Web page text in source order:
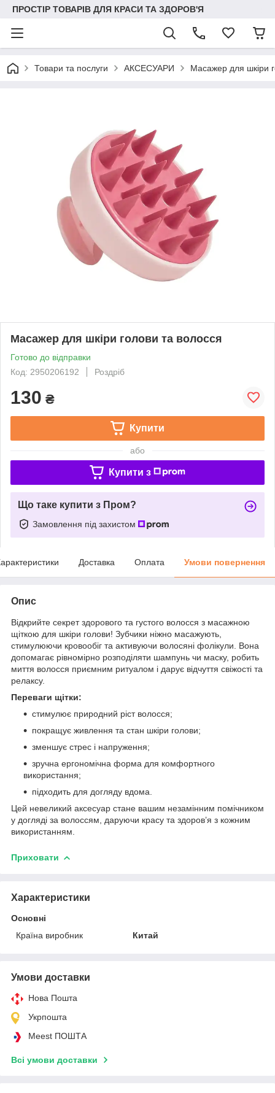
ПРОСТІР ТОВАРІВ ДЛЯ КРАСИ ТА ЗДОРОВ'Я
Товари та послуги АКСЕСУАРИ Масажер для шкіри
Масажер для шкіри голови та волосся
Готово до відправки
Код: 2950206192
Роздріб
130 ₴
Купити
або
Купити з
Що таке купити з Пром?
Замовлення під захистом
Доставка Оплата Умови повернення
Опис
Відкрийте секрет здорового та густого волосся з масажною
щіткою для шкіри голови! Зубчики ніжно масажують,
стимулюючи кровообіг та активуючи волосяні фолікули. Вона
допомагає рівномірно розподіляти шампунь чи маску, робить
миття волосся приємним ритуалом і дарує відчуття свіжості та
релаксу.
Переваги щітки:
стимулює природний ріст волосся;
покращує живлення та стан шкіри голови;
зменшує стрес і напруження;
зручна ергономічна форма для комфортного
використання;
підходить для догляду вдома.
Цей невеликий аксесуар стане вашим незамінним помічником
у догляді за волоссям, даруючи красу та здоров’я з кожним
використанням.
Приховати
Характеристики
Основні
Країна виробник
Китай
Умови доставки
Нова Пошта
Укрпошта
Meest ПОШТА
Всі умови доставки